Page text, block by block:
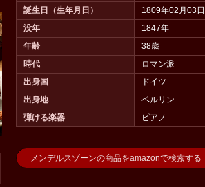
誕生日（生年月日）
1809年02月03日
没年
1847年
年齢
38歳
時代
ロマン派
出身国
ドイツ
出身地
ベルリン
弾ける楽器
ピアノ
メンデルスゾーンの商品をamazonで検索する